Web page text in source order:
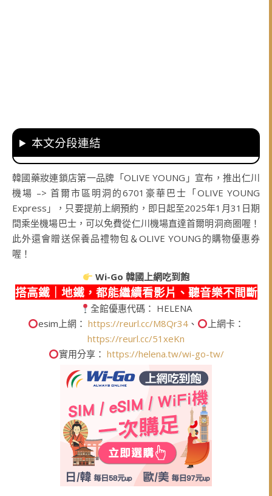
本文分段連結
韓國藥妝連鎖店第一品牌「OLIVE YOUNG」宣布，推出仁川
機場 –> 首爾市區明洞的6701豪華巴士「OLIVE YOUNG
Express」，只要提前上網預約，即日起至2025年1月31日期
間乘坐機場巴士，可以免費從仁川機場直達首爾明洞商圈喔！
此外還會贈送保養品禮物包＆OLIVE YOUNG的購物優惠券
喔！
Wi-Go韓國上網吃到飽
搭高鐵｜地鐵，都能繼續看影片、聽音樂不間斷
全館優惠代碼： HELENA
esim上網： https://reurl.cc/M8Qr34 、
上網卡：
https://reurl.cc/51xeKn
實用分享： https://helena.tw/wi-go-tw/